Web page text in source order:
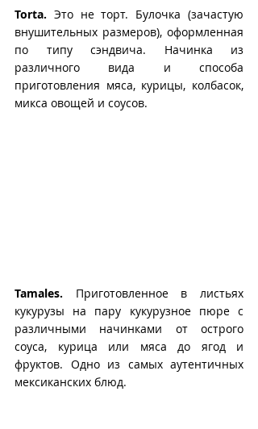
Torta. Это не торт. Булочка (зачастую
внушительных размеров), оформленная
по типу сэндвича. Начинка из
различного вида и способа
приготовления мяса, курицы, колбасок,
микса овощей и соусов.
Tamales. Приготовленное в листьях
кукурузы на пару кукурузное пюре с
различными начинками от острого
соуса, курица или мяса до ягод и
фруктов. Одно из самых аутентичных
мексиканских блюд.